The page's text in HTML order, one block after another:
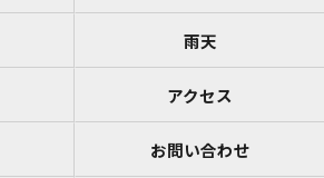
雨天
アクセス
お問い合わせ